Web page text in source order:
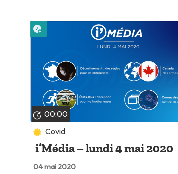
00:00
Covid
i’Média – lundi 4 mai 2020
04 mai 2020